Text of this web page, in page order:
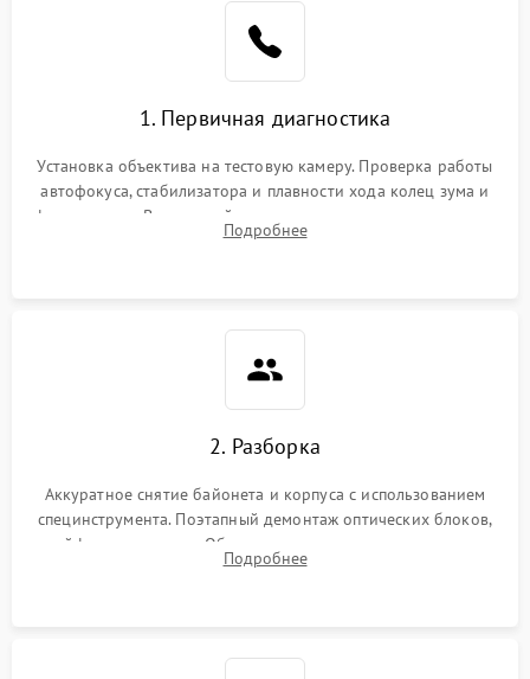
1. Первичная диагностика
Установка объектива на тестовую камеру. Проверка работы
автофокуса, стабилизатора и плавности хода колец зума и
фокусировки. Визуальный осмотр линз на наличие царапин,
грибка, пыли и оценка состояния контактов байонета.
Подробнее
2. Разборка
Аккуратное снятие байонета и корпуса с использованием
специнструмента. Поэтапный демонтаж оптических блоков,
шлейфов и приводов. Обязательная маркировка положения
линзовых групп для сохранения заводской центровки при
Подробнее